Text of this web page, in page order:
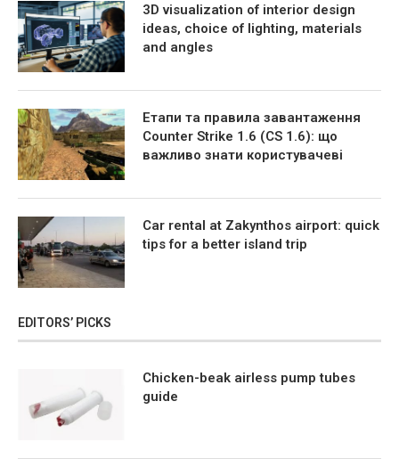
3D visualization of interior design
ideas, choice of lighting, materials
and angles
Етапи та правила завантаження
Counter Strike 1.6 (CS 1.6): що
важливо знати користувачеві
Car rental at Zakynthos airport: quick
tips for a better island trip
EDITORS’ PICKS
Chicken-beak airless pump tubes
guide